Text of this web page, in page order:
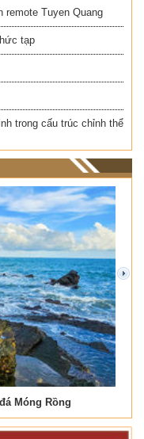
remote Tuyen Quang
tạp
trong cấu trúc chỉnh thể
Móng Rồng
next